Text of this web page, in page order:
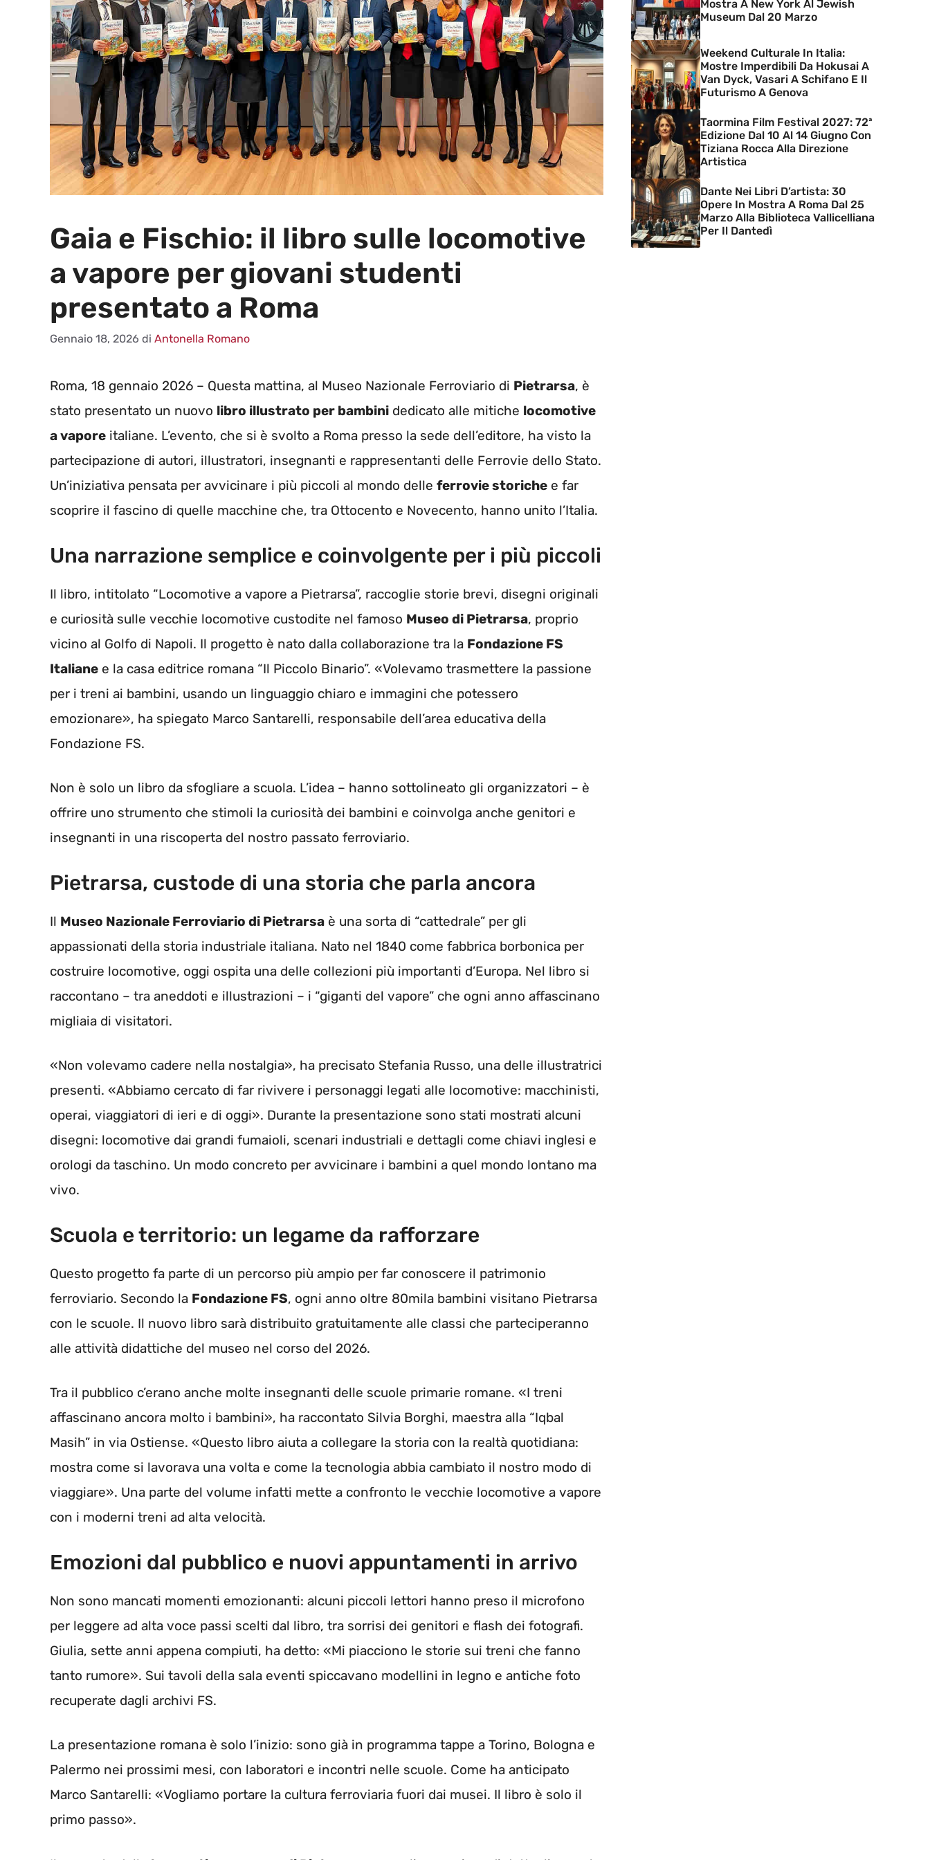
Gaia e Fischio: il libro sulle locomotive
a vapore per giovani studenti
presentato a Roma
Gennaio 18, 2026 di Antonella Romano
Roma, 18 gennaio 2026 – Questa mattina, al Museo Nazionale Ferroviario di Pietrarsa, è
stato presentato un nuovo libro illustrato per bambini dedicato alle mitiche locomotive
a vapore italiane. L’evento, che si è svolto a Roma presso la sede dell’editore, ha visto la
partecipazione di autori, illustratori, insegnanti e rappresentanti delle Ferrovie dello Stato.
Un’iniziativa pensata per avvicinare i più piccoli al mondo delle ferrovie storiche e far
scoprire il fascino di quelle macchine che, tra Ottocento e Novecento, hanno unito l’Italia.
Una narrazione semplice e coinvolgente per i più piccoli
Il libro, intitolato “Locomotive a vapore a Pietrarsa”, raccoglie storie brevi, disegni originali
e curiosità sulle vecchie locomotive custodite nel famoso Museo di Pietrarsa, proprio
vicino al Golfo di Napoli. Il progetto è nato dalla collaborazione tra la Fondazione FS
Italiane e la casa editrice romana “Il Piccolo Binario”. «Volevamo trasmettere la passione
per i treni ai bambini, usando un linguaggio chiaro e immagini che potessero
emozionare», ha spiegato Marco Santarelli, responsabile dell’area educativa della
Fondazione FS.
Non è solo un libro da sfogliare a scuola. L’idea – hanno sottolineato gli organizzatori – è
offrire uno strumento che stimoli la curiosità dei bambini e coinvolga anche genitori e
insegnanti in una riscoperta del nostro passato ferroviario.
Pietrarsa, custode di una storia che parla ancora
Il Museo Nazionale Ferroviario di Pietrarsa è una sorta di “cattedrale” per gli
appassionati della storia industriale italiana. Nato nel 1840 come fabbrica borbonica per
costruire locomotive, oggi ospita una delle collezioni più importanti d’Europa. Nel libro si
raccontano – tra aneddoti e illustrazioni – i “giganti del vapore” che ogni anno affascinano
migliaia di visitatori.
«Non volevamo cadere nella nostalgia», ha precisato Stefania Russo, una delle illustratrici
presenti. «Abbiamo cercato di far rivivere i personaggi legati alle locomotive: macchinisti,
operai, viaggiatori di ieri e di oggi». Durante la presentazione sono stati mostrati alcuni
disegni: locomotive dai grandi fumaioli, scenari industriali e dettagli come chiavi inglesi e
orologi da taschino. Un modo concreto per avvicinare i bambini a quel mondo lontano ma
vivo.
Scuola e territorio: un legame da rafforzare
Questo progetto fa parte di un percorso più ampio per far conoscere il patrimonio
ferroviario. Secondo la Fondazione FS, ogni anno oltre 80mila bambini visitano Pietrarsa
con le scuole. Il nuovo libro sarà distribuito gratuitamente alle classi che parteciperanno
alle attività didattiche del museo nel corso del 2026.
Tra il pubblico c’erano anche molte insegnanti delle scuole primarie romane. «I treni
affascinano ancora molto i bambini», ha raccontato Silvia Borghi, maestra alla “Iqbal
Masih” in via Ostiense. «Questo libro aiuta a collegare la storia con la realtà quotidiana:
mostra come si lavorava una volta e come la tecnologia abbia cambiato il nostro modo di
viaggiare». Una parte del volume infatti mette a confronto le vecchie locomotive a vapore
con i moderni treni ad alta velocità.
Emozioni dal pubblico e nuovi appuntamenti in arrivo
Non sono mancati momenti emozionanti: alcuni piccoli lettori hanno preso il microfono
per leggere ad alta voce passi scelti dal libro, tra sorrisi dei genitori e flash dei fotografi.
Giulia, sette anni appena compiuti, ha detto: «Mi piacciono le storie sui treni che fanno
tanto rumore». Sui tavoli della sala eventi spiccavano modellini in legno e antiche foto
recuperate dagli archivi FS.
La presentazione romana è solo l’inizio: sono già in programma tappe a Torino, Bologna e
Palermo nei prossimi mesi, con laboratori e incontri nelle scuole. Come ha anticipato
Marco Santarelli: «Vogliamo portare la cultura ferroviaria fuori dai musei. Il libro è solo il
primo passo».
Mostra A New York Al Jewish
Museum Dal 20 Marzo
Weekend Culturale In Italia:
Mostre Imperdibili Da Hokusai A
Van Dyck, Vasari A Schifano E Il
Futurismo A Genova
Taormina Film Festival 2027: 72ª
Edizione Dal 10 Al 14 Giugno Con
Tiziana Rocca Alla Direzione
Artistica
Dante Nei Libri D’artista: 30
Opere In Mostra A Roma Dal 25
Marzo Alla Biblioteca Vallicelliana
Per Il Dantedì